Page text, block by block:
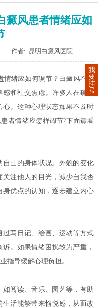
癜风患者情绪应如
作者: 昆明白癜风医院
情绪应如何调节？白癜风不仅
和社交焦虑。许多人在确诊
心。这种心理状态如果不及时
者情绪应怎样调节?下面请看
己的身体状况。外貌的变化
关注他人的目光，减少自我否
身优点的认知，逐步建立内心
写日记、绘画、运动等方式
。如果情绪困扰较为严重，
指导缓解心理负担。
阅读、音乐、园艺等，有助
活能够带来愉悦感，从而改
我
要
挂
号